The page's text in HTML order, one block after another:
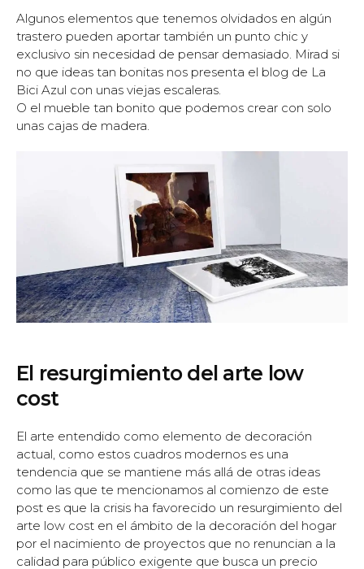
Algunos elementos que tenemos olvidados en algún
trastero pueden aportar también un punto chic y
exclusivo sin necesidad de pensar demasiado. Mirad si
no que ideas tan bonitas nos presenta el blog de La
Bici Azul con unas viejas escaleras.
O el mueble tan bonito que podemos crear con solo
unas cajas de madera.
El resurgimiento del arte low
cost
El arte entendido como elemento de decoración
actual, como estos cuadros modernos es una
tendencia que se mantiene más allá de otras ideas
como las que te mencionamos al comienzo de este
post es que la crisis ha favorecido un resurgimiento del
arte low cost en el ámbito de la decoración del hogar
por el nacimiento de proyectos que no renuncian a la
calidad para público exigente que busca un precio